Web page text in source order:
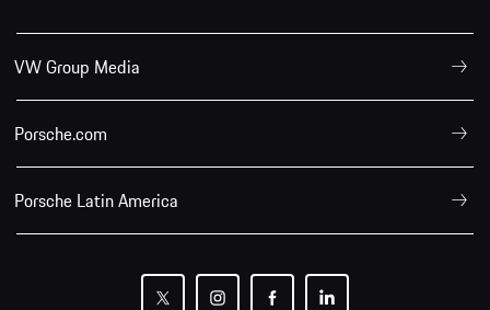
VW Group Media
Porsche.com
Porsche Latin America